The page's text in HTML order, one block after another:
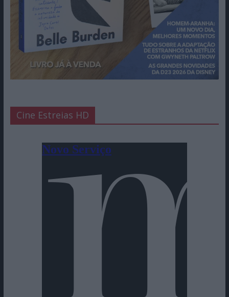
Cine Estreias HD